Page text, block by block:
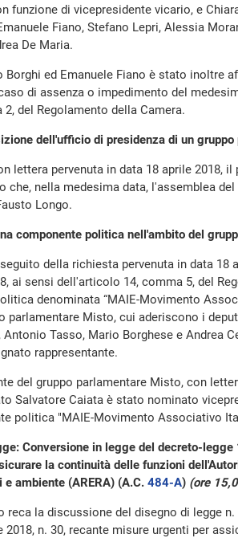
funzione di vicepresidente vicario, e
Fiano, Stefano Lepri, Alessia
De Maria.
ed Emanuele Fiano è stato inoltre
di assenza o impedimento del
del Regolamento della Camera.
dell'ufficio di presidenza di un gruppo
lettera pervenuta in data 18 aprile 2018, il
che, nella medesima data, l'assemblea
Longo.
componente politica nell'ambito del
della richiesta pervenuta in data 18
ai sensi dell'articolo 14, comma 5, del
denominata “MAIE-Movimento
parlamentare Misto, cui aderiscono i
Tasso, Mario Borghese e Andrea
rappresentante.
del gruppo parlamentare Misto, con
Salvatore Caiata è stato nominato
politica "MAIE-Movimento Associativo
Conversione in legge del decreto-
la continuità delle funzioni
e ambiente (ARERA) (A.C. 484-A) (ore
reca la discussione del disegno di legge
2018, n. 30, recante misure urgenti per